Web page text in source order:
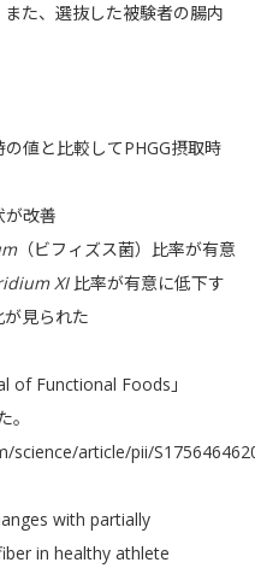
た、選抜した被験者の腸内
値と比較してPHGG摂取時
が改善
（ビフィズス菌）比率が有意
XI比率が有意に低下す
見られた
of Functional Foods」
science/article/pii/
with partially
in healthy athlete